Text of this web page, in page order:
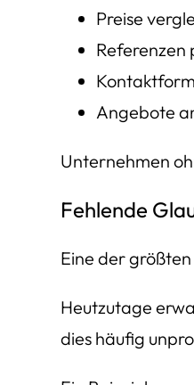
Preise
Referenzen
Angebote
Unternehmen
Fehlende
Eine der
Heutzutage
dies häufig